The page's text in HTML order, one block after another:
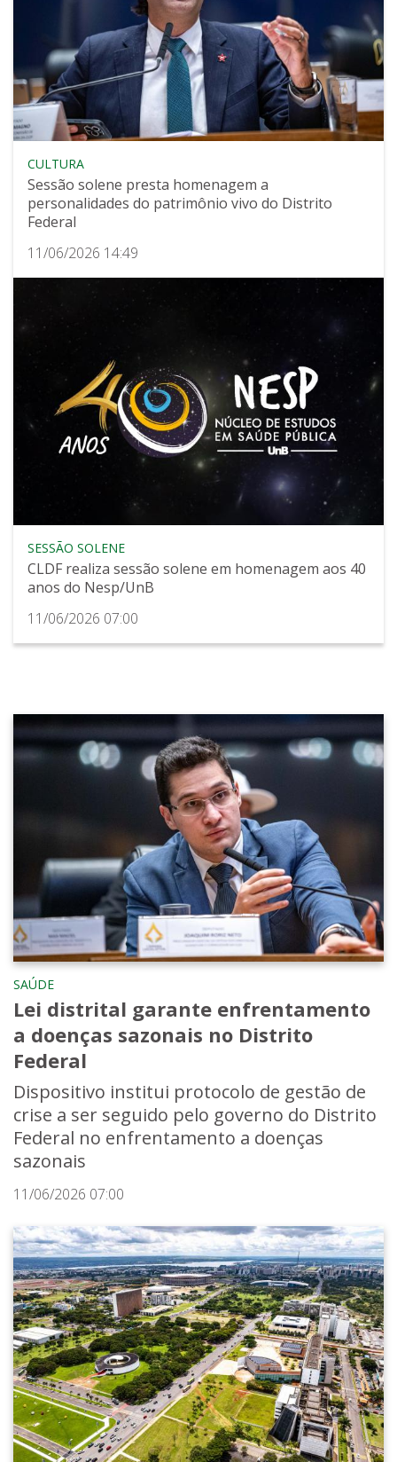
CULTURA
Sessão solene presta homenagem a
personalidades do patrimônio vivo do Distrito
Federal
11/06/2026 14:49
SESSÃO SOLENE
CLDF realiza sessão solene em homenagem aos 40
anos do Nesp/UnB
11/06/2026 07:00
SAÚDE
Lei distrital garante enfrentamento
a doenças sazonais no Distrito
Federal
Dispositivo institui protocolo de gestão de
crise a ser seguido pelo governo do Distrito
Federal no enfrentamento a doenças
sazonais
11/06/2026 07:00